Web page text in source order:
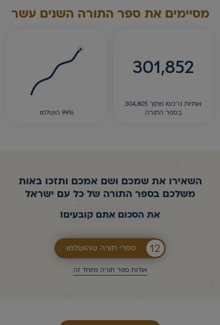
מסיימים את ספר התורה השנים עשר
301,852
אותיות נרכשו מתוך 304,805
בספר התורה
99% הושלמו
השאירו את שמכם ושם אמכם ותזכו באות
משלכם בספר התורה של כל עם ישראל
את הסכום אתם קובעים!
12 ספרי תורה שהושלמו
אודות ספר תורה מיוחד זה